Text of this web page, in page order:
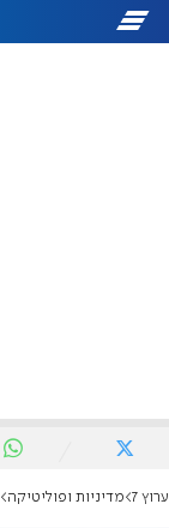
ערוץ 7 מדיניות ופוליטיקה